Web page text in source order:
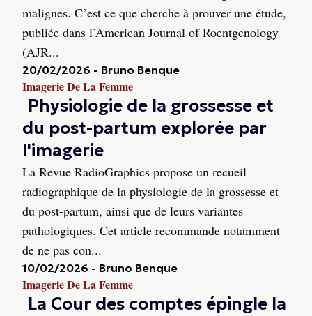
malignes. C’est ce que cherche à prouver une étude,
publiée dans l’American Journal of Roentgenology
(AJR...
20/02/2026 - Bruno Benque
Imagerie De La Femme
Physiologie de la grossesse et
du post-partum explorée par
l'imagerie
La Revue RadioGraphics propose un recueil
radiographique de la physiologie de la grossesse et
du post-partum, ainsi que de leurs variantes
pathologiques. Cet article recommande notamment
de ne pas con...
10/02/2026 - Bruno Benque
Imagerie De La Femme
La Cour des comptes épingle la